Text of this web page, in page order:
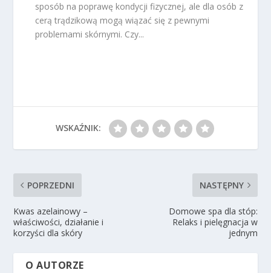
sposób na poprawę kondycji fizycznej, ale dla osób z
cerą trądzikową mogą wiązać się z pewnymi
problemami skórnymi. Czy...
WSKAŹNIK:
POPRZEDNI
Kwas azelainowy –
właściwości, działanie i
korzyści dla skóry
NASTĘPNY
Domowe spa dla stóp:
Relaks i pielęgnacja w
jednym
O AUTORZE